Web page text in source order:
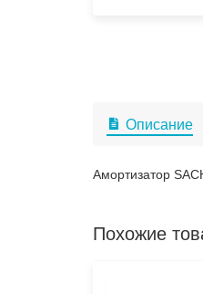
Описание
Амортизатор
Похожие